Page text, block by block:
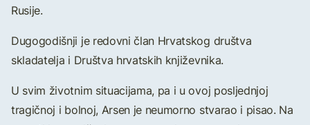
Rusije.
Dugogodišnji je redovni član Hrvatskog društva
skladatelja i Društva hrvatskih književnika.
U svim životnim situacijama, pa i u ovoj posljednjoj
tragičnoj i bolnoj, Arsen je neumorno stvarao i pisao. Na